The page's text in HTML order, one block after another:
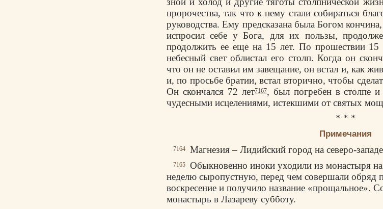
пророчества, так что к нему стали собираться
руководства. Ему предсказана была Богом
испросил себе у Бога, для их пользы,
продолжить ее еще на 15 лет. По прошествии 15
небесный свет облистал его столп. Когда он
что он не оставил им завещание, он встал и, как
и, по просьбе братии, встал вторично, чтобы
Он скончался 72 лет7167, был погребен в столпе
чудесными исцелениями, истекшими от святых
* * *
Примечания
7164 Магнезия – Лидийский город на северо-
7165
Обыкновенно иноки уходили из монастыря
неделю сыропустную, перед чем совершали обряд
воскресение и получило название «прощальное».
монастырь в Лазареву субботу.